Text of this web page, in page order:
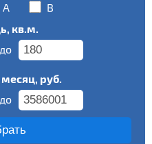
A
B
кв.м.
до
руб.
до